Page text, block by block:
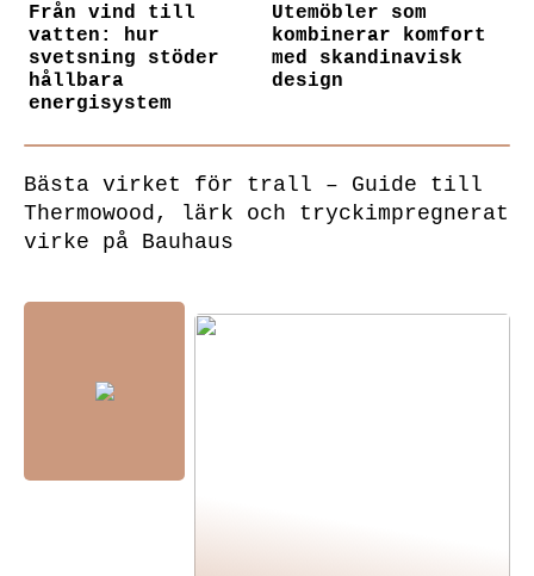
Från vind till
vatten: hur
svetsning stöder
hållbara
energisystem
Utemöbler som
kombinerar komfort
med skandinavisk
design
Bästa virket för trall – Guide till
Thermowood, lärk och tryckimpregnerat
virke på Bauhaus